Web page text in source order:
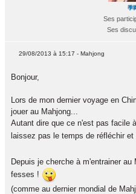
季
Ses
Ses
29/08/2013 à 15:17 - Mahjong
Bonjour,
Lors de mon dernier voyage en
jouer au Mahjong...
Autant dire que ce n'est pas facile
laissez pas le temps de réfléchir
Depuis je cherche à m'entrainer
fesses !
(comme au dernier mondial de